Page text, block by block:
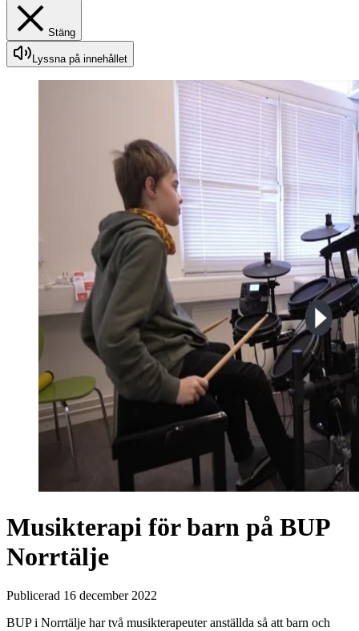
Stäng
Lyssna på innehållet
Musikterapi för barn på BUP
Norrtälje
Publicerad 16 december 2022
BUP i Norrtälje har två musikterapeuter anställda så att barn och